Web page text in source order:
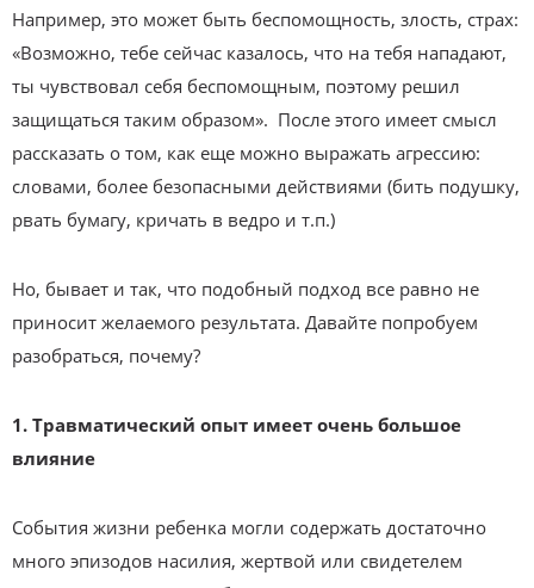
Например, это может быть беспомощность, злость, страх:
«Возможно, тебе сейчас казалось, что на тебя нападают,
ты чувствовал себя беспомощным, поэтому решил
защищаться таким образом». После этого имеет смысл
рассказать о том, как еще можно выражать агрессию:
словами, более безопасными действиями (бить подушку,
рвать бумагу, кричать в ведро и т.п.)
Но, бывает и так, что подобный подход все равно не
приносит желаемого результата. Давайте попробуем
разобраться, почему?
1. Травматический опыт имеет очень большое
влияние
События жизни ребенка могли содержать достаточно
много эпизодов насилия, жертвой или свидетелем